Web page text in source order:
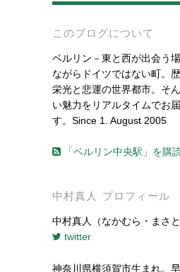
このブログについて
ベルリン－東と西が出会う
ながらドイツではない町。
栄光と悲運の世界都市。そ
い魅力をリアルタイムでお
す。Since 1. August 2005
「ベルリン中央駅」を購
中村真人 プロフィール
中村真人（なかむら・まさと
twitter
神奈川県横須賀市生まれ。